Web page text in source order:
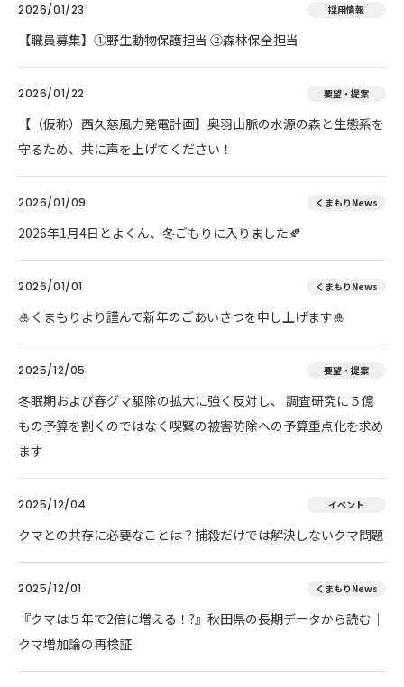
2026/01/23 採用情報
【職員募集】①野生動物保護担当 ②森林保全担当
2026/01/22 要望・提案
【（仮称）西久慈風力発電計画】奥羽山脈の水源の森と生態系を
守るため、共に声を上げてください！
2026/01/09 くまもりNews
2026年1月4日とよくん、冬ごもりに入りました🍂
2026/01/01 くまもりNews
🎍くまもりより謹んで新年のごあいさつを申し上げます🎍
2025/12/05 要望・提案
冬眠期および春グマ駆除の拡大に強く反対し、 調査研究に５億
もの予算を割くのではなく喫緊の被害防除への予算重点化を求め
ます
2025/12/04 イベント
クマとの共存に必要なことは？捕殺だけでは解決しないクマ問題
2025/12/01 くまもりNews
『クマは５年で2倍に増える！?』秋田県の長期データから読む｜
クマ増加論の再検証